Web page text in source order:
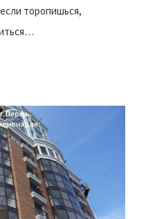
торопишься,